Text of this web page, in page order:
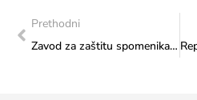
Prethodni
Zavod za zaštitu spomenika: Plan aktivnosti za period od 13. do 17. 10. 2025. godine